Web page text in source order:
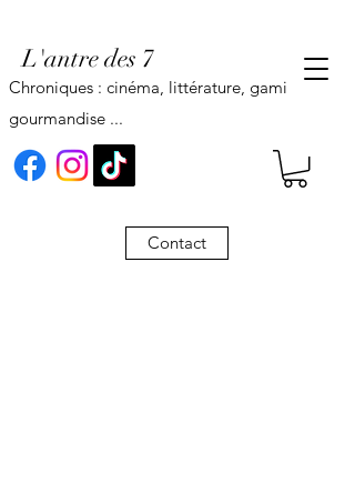
L'antre des 7
Contact
Chroniques : cinéma, littérature, gaming,
gourmandise ...